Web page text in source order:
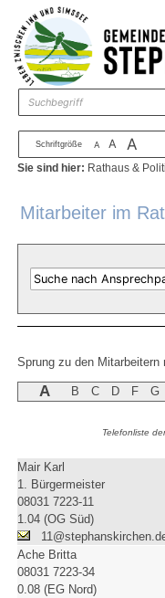
Zum Inhalt ,zur Navigation
Schriftgröße A A A
Sie sind hier: Rathaus &
Mitarbeiter im
Sprung zu den
A B C D F G
Telefonliste
Mair Karl
1. Bürgermeister
08031 7223-11
1.04 (OG Süd)
Ache Britta
08031 7223-34
0.08 (EG Nord)